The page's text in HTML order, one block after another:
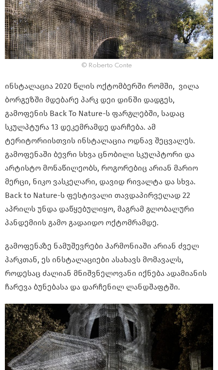
© Roberto Conte
ინსტალაცია 2020 წლის ოქტომბერში რომში, ვილა
ბორგეზში მდებარე პარკ დეი დინში დადგეს,
გამოფენის Back To Nature-ს ფარგლებში, სადაც
სკულპტურა 13 დეკემრამდე დარჩება. ამ
ტერიტორიისთვის ინსტალაცია ოდნავ შეცვალეს.
გამოფენაში ბევრი სხვა ცნობილი სკულპტორი და
არტისტო მონაწილეობს, როგორებიც არიან მარიო
მერცი, ნიკო ვასკელარი, დავიდ რივალტა და სხვა.
Back to Nature-ს ფესტივალი თავდაპირველად 22
აპრილს უნდა დაწყებულიყო, მაგრამ გლობალური
პანდემიის გამო გადაიდო ოქტომრამდე.
გამოფენაზე ნამუშევრები ჰარმონიაში არიან ძველ
პარკთან, ეს ინსტალაციები ასახავს მომავალს,
როდესაც ძალიან მნიშვნელოვანი იქნება ადამიანის
ჩარევა ბუნებასა და დარჩენილ ლანდშაფტში.